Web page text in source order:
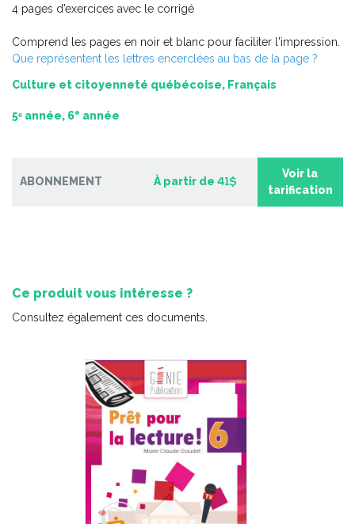
-
4 pages d’exercices avec le corrigé
Comprend les pages en noir et blanc pour faciliter l'impression.
Que représentent les lettres encerclées au bas de la page ?
Culture et citoyenneté québécoise, Français
5ᵉ année, 6e année
ABONNEMENT À partir de 41$
Voir la
tarification
Ce produit vous intéresse ?
Consultez également ces documents.